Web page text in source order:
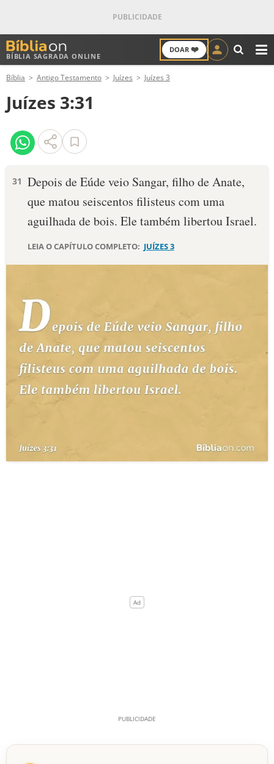
BÍBLIA SAGRADA ONLINE
DOAR ❤️
ANTIGO TESTAMENTO
NOVO TESTAMENTO
VERSÍCULOS
PALAVRA DO DIA
DEVOCIONAL DIÁRIO
10 MANDAMENTOS
ESTUDOS BÍBLICOS
ESBOÇOS DE PREGAÇÃO
TEMAS
PERGUNTE À BÍBLIA
TERMO BÍBLICO
Bíblia Antigo Testamento Juízes Juízes 3
Juízes 3:31
31 Depois de Eúde veio Sangar, filho de Anate,
que matou seiscentos filisteus com uma
aguilhada de bois. Ele também libertou Israel.
LEIA O CAPÍTULO COMPLETO: JUÍZES 3